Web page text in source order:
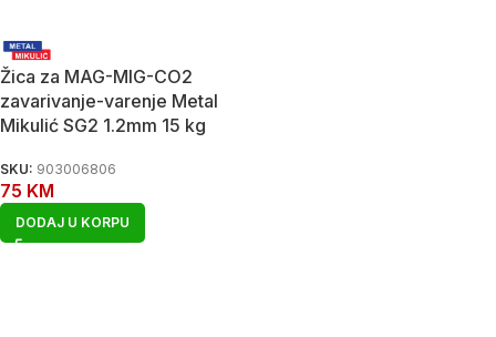
Žica za MAG-MIG-CO2
zavarivanje-varenje Metal
Mikulić SG2 1.2mm 15 kg
SKU: 903006806
75 KM
DODAJ U KORPU